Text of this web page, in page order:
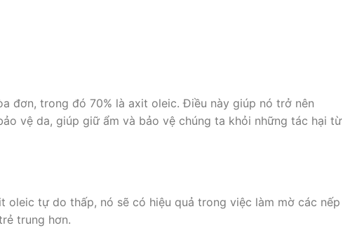
đơn, trong đó 70% là axit oleic. Điều này giúp nó trở nên
vệ da, giúp giữ ẩm và bảo vệ chúng ta khỏi những tác hại từ
oleic tự do thấp, nó sẽ có hiệu quả trong việc làm mờ các nếp
trung hơn.